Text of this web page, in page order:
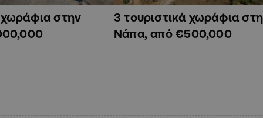
χωράφια στην
3 τουριστικά χωράφια
Νάπα, από €500,000